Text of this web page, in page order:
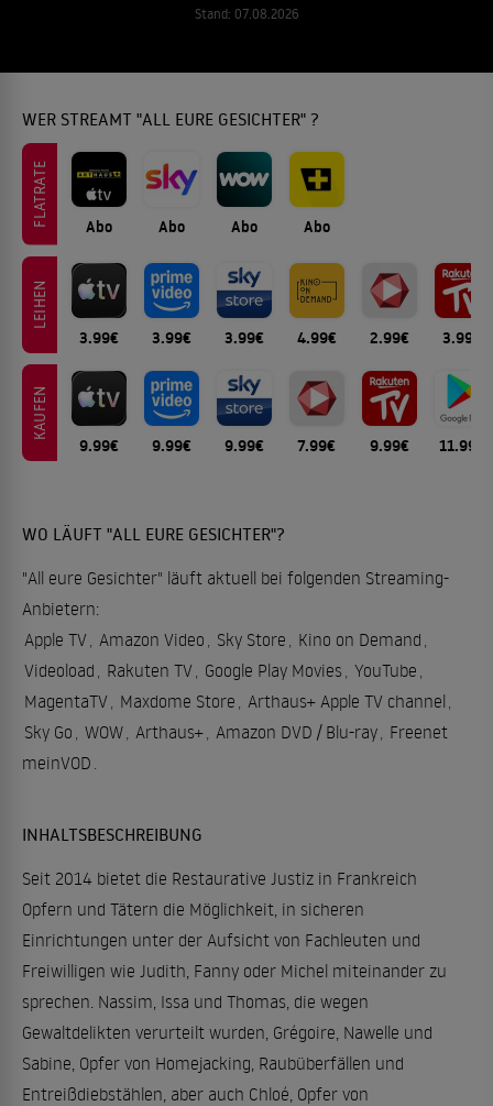
Stand: 07.08.2026
WER STREAMT "ALL EURE GESICHTER" ?
FLATRATE Abo Abo Abo Abo
LEIHEN
3.99€ 3.99€ 3.99€ 4.99€ 2.99€ 3.99€
KAUFEN
9.99€ 9.99€ 9.99€ 7.99€ 9.99€ 11.99€
WO LÄUFT "ALL EURE GESICHTER"?
"All eure Gesichter" läuft aktuell bei folgenden Streaming-
Anbietern:
Apple TV Amazon Video Sky Store Kino on Demand
Videoload
Rakuten TV Google Play Movies YouTube
MagentaTV Maxdome Store Arthaus+ Apple TV channel
Sky Go WOW Arthaus+ Amazon DVD / Blu-ray Freenet
meinVOD
INHALTSBESCHREIBUNG
Seit 2014 bietet die Restaurative Justiz in Frankreich
Opfern und Tätern die Möglichkeit, in sicheren
Einrichtungen unter der Aufsicht von Fachleuten und
Freiwilligen wie Judith, Fanny oder Michel miteinander zu
sprechen. Nassim, Issa und Thomas, die wegen
Gewaltdelikten verurteilt wurden, Grégoire, Nawelle und
Sabine, Opfer von Homejacking, Raubüberfällen und
Entreißdiebstählen, aber auch Chloé, Opfer von